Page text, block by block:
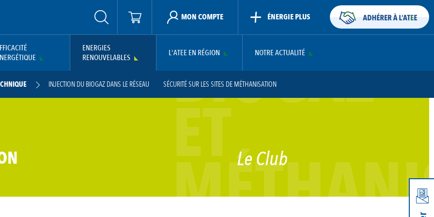
MON COMPTE ÉNERGIE PLUS
ENERGIES
RENOUVELABLES
L'ATEE EN RÉGION NOTRE ACTUALITÉ
INJECTION DU BIOGAZ DANS LE RÉSEAU
SÉCURITÉ SUR LES SITES DE MÉTHANISATION
CONCEVOIR ET DIMENSIONNER SON PROJET DE MÉTHANISATION
CONVERSION DES ÉNERGIES
DE MATIÈRES ORGANIQUES MÉTHANISABLES
BIOGAZ
ET Le Club